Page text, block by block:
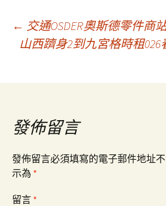
文
導
覽
← 交通OSDER奧斯德零件商
山西躋身2到九宮格時租
發佈留言
發佈留言必須填寫的電子郵件地址不
示為 *
留言 *